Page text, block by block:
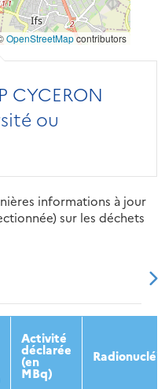
OpenStreetMapcontributors
CYCERON
ou
informations à jour
sur les déchets
2015 2016
Activité
déclarée
(en
MBq)